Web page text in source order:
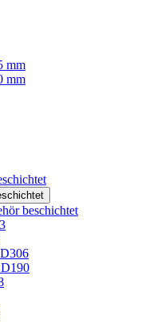
mm
mm
beschichtet